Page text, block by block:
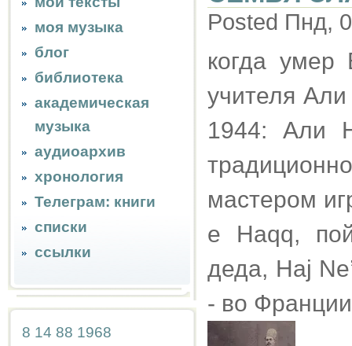
моя музыка
блог
библиотека
академическая
музыка
аудиоархив
хронология
Телеграм: книги
списки
ссылки
8 14 88 1968
Posted Пнд,
когда умер
учителя
1944: Али
мастером
e Haqq,
деда, Haj
- во